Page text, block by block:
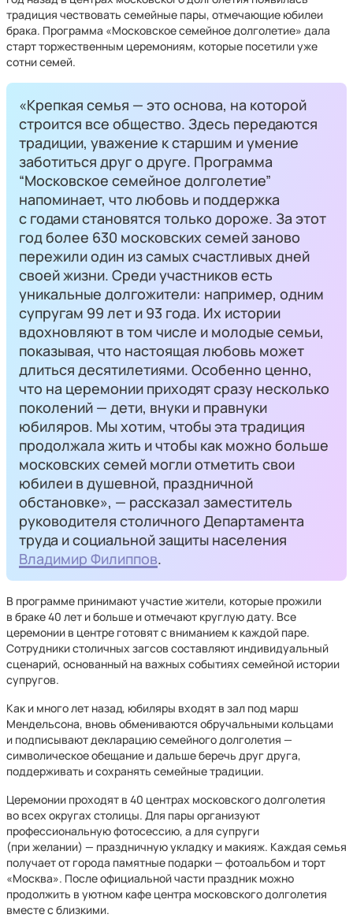
традиция чествовать семейные пары, отмечающие юбилеи
брака. Программа «Московское семейное долголетие» дала
старт торжественным церемониям, которые посетили уже
сотни семей.
«Крепкая семья — это основа, на которой
строится все общество. Здесь передаются
традиции, уважение к старшим и умение
заботиться друг о друге. Программа
“Московское семейное долголетие”
напоминает, что любовь и поддержка
с годами становятся только дороже. За этот
год более 630 московских семей заново
пережили один из самых счастливых дней
своей жизни. Среди участников есть
уникальные долгожители: например, одним
супругам 99 лет и 93 года. Их истории
вдохновляют в том числе и молодые семьи,
показывая, что настоящая любовь может
длиться десятилетиями. Особенно ценно,
что на церемонии приходят сразу несколько
поколений — дети, внуки и правнуки
юбиляров. Мы хотим, чтобы эта традиция
продолжала жить и чтобы как можно больше
московских семей могли отметить свои
юбилеи в душевной, праздничной
обстановке», — рассказал заместитель
руководителя столичного Департамента
труда и социальной защиты населения
Владимир Филиппов.
В программе принимают участие жители, которые прожили
в браке 40 лет и больше и отмечают круглую дату. Все
церемонии в центре готовят с вниманием к каждой паре.
Сотрудники столичных загсов составляют индивидуальный
сценарий, основанный на важных событиях семейной истории
супругов.
Как и много лет назад, юбиляры входят в зал под марш
Мендельсона, вновь обмениваются обручальными кольцами
и подписывают декларацию семейного долголетия —
символическое обещание и дальше беречь друг друга,
поддерживать и сохранять семейные традиции.
Церемонии проходят в 40 центрах московского долголетия
во всех округах столицы. Для пары организуют
профессиональную фотосессию, а для супруги
(при желании) — праздничную укладку и макияж. Каждая семья
получает от города памятные подарки — фотоальбом и торт
«Москва». После официальной части праздник можно
продолжить в уютном кафе центра московского долголетия
вместе с близкими.